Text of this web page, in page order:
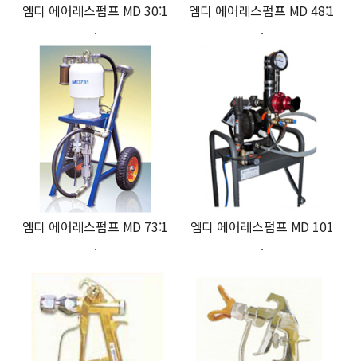
엠디 에어레스펌프 MD 30:1
.
엠디 에어레스펌프 MD 48:1
.
엠디 에어레스펌프 MD 73:1
.
엠디 에어레스펌프 MD 101
.